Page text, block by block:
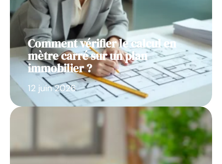
Comment vérifier le calcul en
mètre carré sur un plan
immobilier ?
12 juin 2026